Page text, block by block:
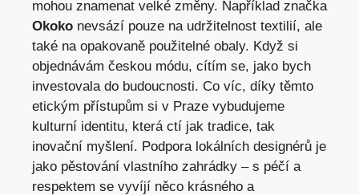
mohou znamenat velké změny. Například značka
Okoko nevsází pouze na udržitelnost textilií, ale
také na opakovaně použitelné obaly. Když si
objednávám českou módu, cítím se, jako bych
investovala do budoucnosti. Co víc, díky těmto
etickým přístupům si v Praze vybudujeme
kulturní identitu, která ctí jak tradice, tak
inovační myšlení. Podpora lokálních designérů je
jako pěstování vlastního zahrádky – s péčí a
respektem se vyvíjí něco krásného a